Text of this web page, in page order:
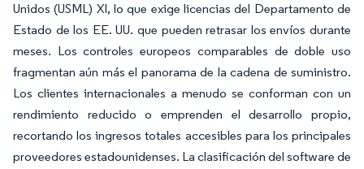
Unidos (USML) XI, lo que exige licencias del Departamento de
Estado de los EE. UU. que pueden retrasar los envíos durante
meses. Los controles europeos comparables de doble uso
fragmentan aún más el panorama de la cadena de suministro.
Los clientes internacionales a menudo se conforman con un
rendimiento reducido o emprenden el desarrollo propio,
recortando los ingresos totales accesibles para los principales
proveedores estadounidenses. La clasificación del software de